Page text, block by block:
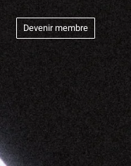
Devenir membre